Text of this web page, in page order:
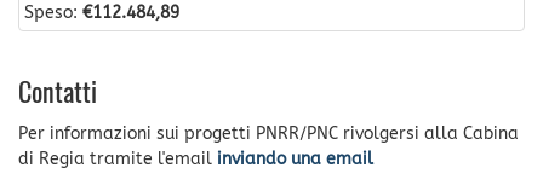
Speso: €112.484,89
Contatti
Per informazioni sui progetti PNRR/PNC rivolgersi alla Cabina
di Regia tramite l'email inviando una email